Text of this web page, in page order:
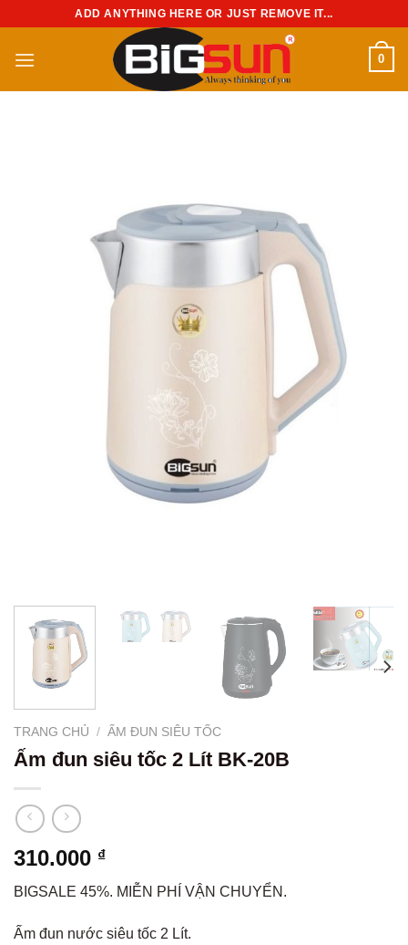
nội
ADD ANYTHING HERE OR JUST REMOVE IT...
0
TRANG CHỦ / ẤM ĐUN SIÊU TỐC
Ấm đun siêu tốc 2 Lít BK-20B
310.000 ₫
BIGSALE 45%. MIỄN PHÍ VẬN CHUYỂN.
Ấm đun nước siêu tốc 2 Lít.